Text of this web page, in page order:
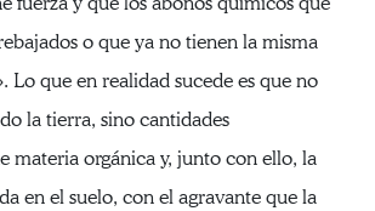
o que ya no tienen la misma
Lo que en realidad sucede es que no
la tierra, sino cantidades
materia orgánica y, junto con ello, la
en el suelo, con el agravante que la